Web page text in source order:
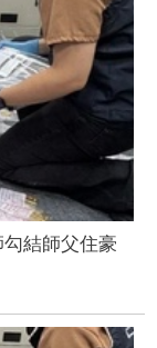
結師父住豪